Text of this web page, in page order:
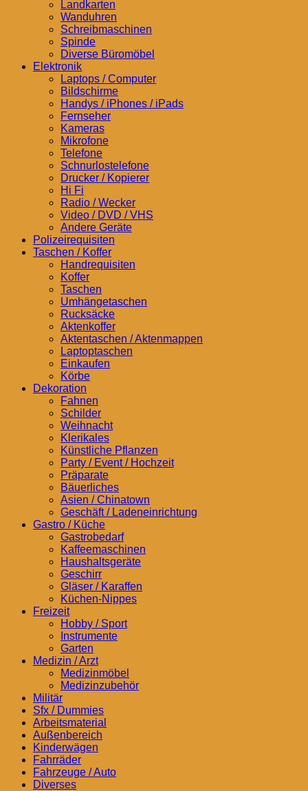
Landkarten
Wanduhren
Schreibmaschinen
Spinde
Diverse Büromöbel
Elektronik
Laptops / Computer
Bildschirme
Handys / iPhones / iPads
Fernseher
Kameras
Mikrofone
Telefone
Schnurlostelefone
Drucker / Kopierer
Hi Fi
Radio / Wecker
Video / DVD / VHS
Andere Geräte
Polizeirequisiten
Taschen / Koffer
Handrequisiten
Koffer
Taschen
Umhängetaschen
Rucksäcke
Aktenkoffer
Aktentaschen / Aktenmappen
Laptoptaschen
Einkaufen
Körbe
Dekoration
Fahnen
Schilder
Weihnacht
Klerikales
Künstliche Pflanzen
Party / Event / Hochzeit
Präparate
Bäuerliches
Asien / Chinatown
Geschäft / Ladeneinrichtung
Gastro / Küche
Gastrobedarf
Kaffeemaschinen
Haushaltsgeräte
Geschirr
Gläser / Karaffen
Küchen-Nippes
Freizeit
Hobby / Sport
Instrumente
Garten
Medizin / Arzt
Medizinmöbel
Medizinzubehör
Militär
Sfx / Dummies
Arbeitsmaterial
Außenbereich
Kinderwägen
Fahrräder
Fahrzeuge / Auto
Diverses